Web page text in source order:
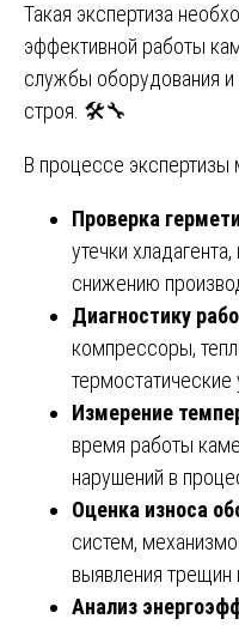
Такая экспертиза
эффективной работы
службы оборудования
строя. 🛠️🔧
В процессе
Проверка
утечки
снижению
Диагностику
компрессоры,
Измерение
время работы
нарушений в
Оценка износа
систем,
выявления
Анализ